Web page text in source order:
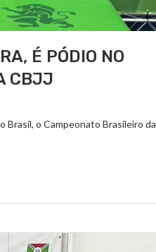
É PÓDIO NO
CBJJ
Brasil, o Campeonato Brasileiro da